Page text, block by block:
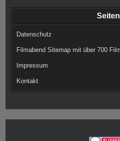
Seiten
Datenschutz
Filmabend Sitemap mit über 700
Impressum
Kontakt